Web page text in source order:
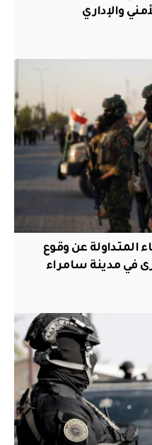
والإداري
المتداولة عن وقوع
في مدينة سامراء